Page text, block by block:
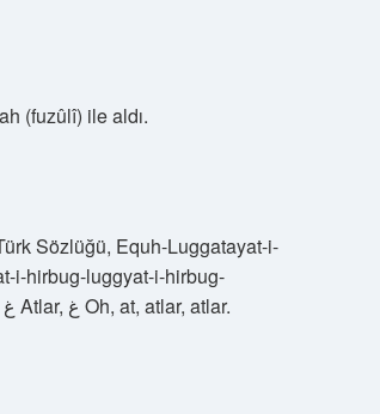
(fuzûlî) ile aldı.
Sözlüğü, Equh-Luggatayat-i-
luggyat-i-hirbug-luggyat, غ غ غ غ غ غ غ غ غ غ غ غ غ غ غ غ غ غ غ غ غ غ غ غ Atlar, غ Oh, at, atlar, atlar.